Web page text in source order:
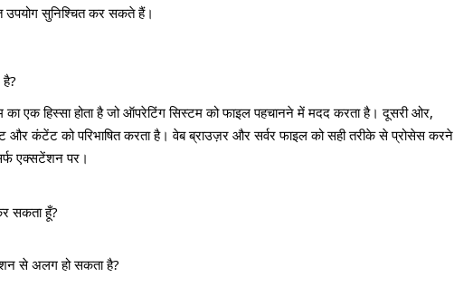
उपयोग सुनिश्चित कर सकते हैं।
हिस्सा होता है जो ऑपरेटिंग सिस्टम को फाइल पहचानने में मदद करता है। दूसरी ओर,
कंटेंट को परिभाषित करता है। वेब ब्राउज़र और सर्वर फाइल को सही तरीके से प्रोसेस करने
एक्सटेंशन पर।
सकता हूँ?
से अलग हो सकता है?